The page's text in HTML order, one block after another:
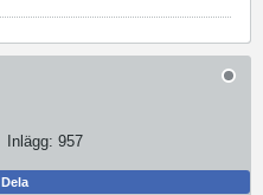
Inlägg: 957
Dela